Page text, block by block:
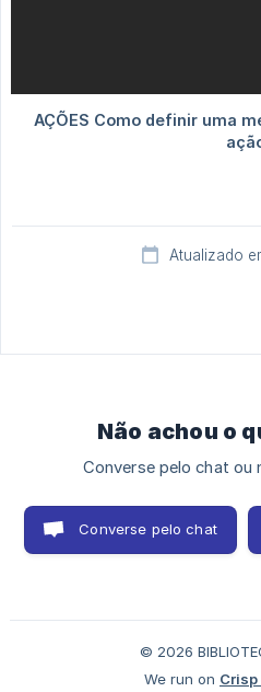
Atualizado
Não achou o
Converse pelo chat ou
Converse pelo chat
© 2026
We run on